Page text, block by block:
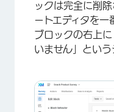
ックは完全に削
ートエディタを一
ブロックの右上
いません」という